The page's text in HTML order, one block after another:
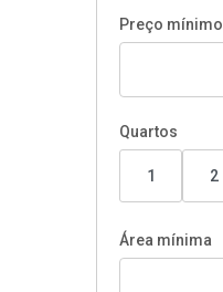
Preço mínimo
Quartos
1 2
Área mínima